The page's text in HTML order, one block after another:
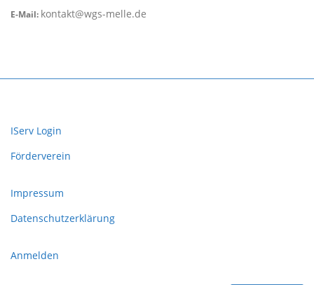
E-Mail: kontakt@wgs-melle.de
IServ Login
Förderverein
Impressum
Datenschutzerklärung
Anmelden